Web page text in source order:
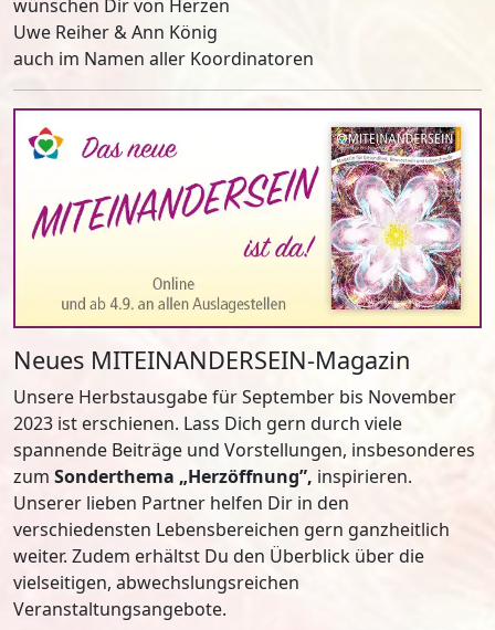
wünschen Dir von Herzen
Uwe Reiher & Ann König
auch im Namen aller Koordinatoren
Neues MITEINANDERSEIN-Magazin
Unsere Herbstausgabe für September bis November
2023 ist erschienen. Lass Dich gern durch viele
spannende Beiträge und Vorstellungen, insbesonderes
zum Sonderthema „Herzöffnung”, inspirieren.
Unserer lieben Partner helfen Dir in den
verschiedensten Lebensbereichen gern ganzheitlich
weiter. Zudem erhältst Du den Überblick über die
vielseitigen, abwechslungsreichen
Veranstaltungsangebote.